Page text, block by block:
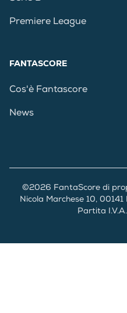
Premiere League
FANTASCORE
Cos'è Fantascore
News
©2026 FantaScore di
Nicola Marchese 10,
Partita